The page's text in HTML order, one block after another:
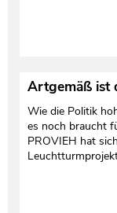
Artgemäß ist
Wie die Politik
es noch braucht
PROVIEH hat